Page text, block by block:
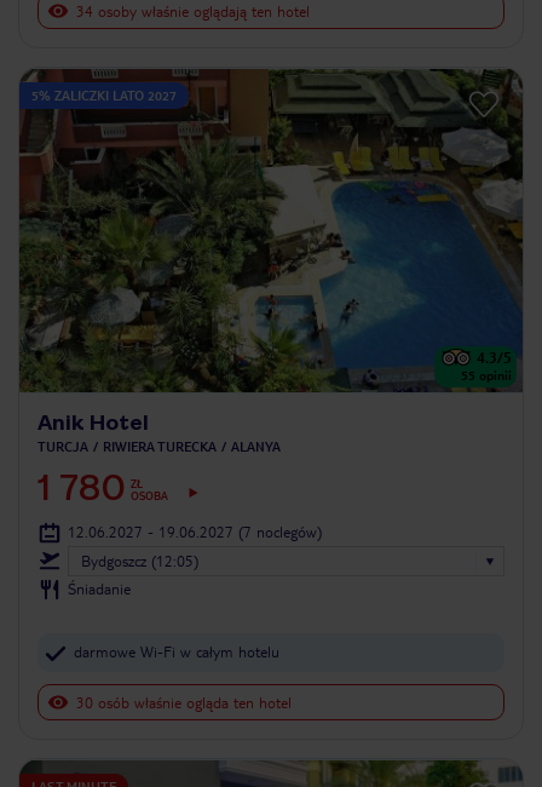
34 osoby właśnie oglądają ten hotel
5% ZALICZKI LATO 2027
4.3/5
55 opinii
Anik Hotel
TURCJA RIWIERA TURECKA ALANYA
1 780 ZŁ
OSOBA
12.06.2027 - 19.06.2027 (7 noclegów)
Bydgoszcz (12:05)
Śniadanie
darmowe Wi-Fi w całym hotelu
30 osób właśnie ogląda ten hotel